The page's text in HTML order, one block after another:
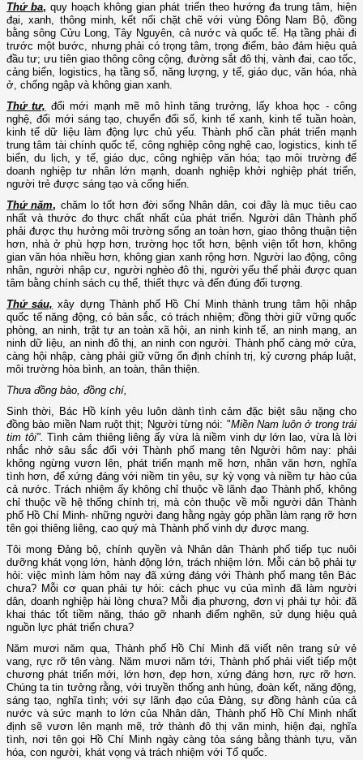
Thứ ba, quy hoạch không gian phát triển theo hướng đa trung tâm, hiện
đại, xanh, thông minh, kết nối chặt chẽ với vùng Đông Nam Bộ, đồng
bằng sông Cửu Long, Tây Nguyên, cả nước và quốc tế. Hạ tầng phải đi
trước một bước, nhưng phải có trọng tâm, trọng điểm, bảo đảm hiệu quả
đầu tư; ưu tiên giao thông công cộng, đường sắt đô thị, vành đai, cao tốc,
cảng biển, logistics, hạ tầng số, năng lượng, y tế, giáo dục, văn hóa, nhà
ở, chống ngập và không gian xanh.
Thứ tư, đổi mới mạnh mẽ mô hình tăng trưởng, lấy khoa học - công
nghệ, đổi mới sáng tạo, chuyển đổi số, kinh tế xanh, kinh tế tuần hoàn,
kinh tế dữ liệu làm động lực chủ yếu. Thành phố cần phát triển mạnh
trung tâm tài chính quốc tế, công nghiệp công nghệ cao, logistics, kinh tế
biển, du lịch, y tế, giáo dục, công nghiệp văn hóa; tạo môi trường để
doanh nghiệp tư nhân lớn mạnh, doanh nghiệp khởi nghiệp phát triển,
người trẻ được sáng tạo và cống hiến.
Thứ năm, chăm lo tốt hơn đời sống Nhân dân, coi đây là mục tiêu cao
nhất và thước đo thực chất nhất của phát triển. Người dân Thành phố
phải được thụ hưởng môi trường sống an toàn hơn, giao thông thuận tiện
hơn, nhà ở phù hợp hơn, trường học tốt hơn, bệnh viện tốt hơn, không
gian văn hóa nhiều hơn, không gian xanh rộng hơn. Người lao động, công
nhân, người nhập cư, người nghèo đô thị, người yếu thế phải được quan
tâm bằng chính sách cụ thể, thiết thực và đến đúng đối tượng.
Thứ sáu, xây dựng Thành phố Hồ Chí Minh thành trung tâm hội nhập
quốc tế năng động, có bản sắc, có trách nhiệm; đồng thời giữ vững quốc
phòng, an ninh, trật tự an toàn xã hội, an ninh kinh tế, an ninh mạng, an
ninh dữ liệu, an ninh đô thị, an ninh con người. Thành phố càng mở cửa,
càng hội nhập, càng phải giữ vững ổn định chính trị, kỷ cương pháp luật,
môi trường hòa bình, an toàn, thân thiện.
Thưa đồng bào, đồng chí,
Sinh thời, Bác Hồ kính yêu luôn dành tình cảm đặc biệt sâu nặng cho
đồng bào miền Nam ruột thịt; Người từng nói: "Miền Nam luôn ở trong trái
tim tôi". Tình cảm thiêng liêng ấy vừa là niềm vinh dự lớn lao, vừa là lời
nhắc nhở sâu sắc đối với Thành phố mang tên Người hôm nay: phải
không ngừng vươn lên, phát triển mạnh mẽ hơn, nhân văn hơn, nghĩa
tình hơn, để xứng đáng với niềm tin yêu, sự kỳ vọng và niềm tự hào của
cả nước. Trách nhiệm ấy không chỉ thuộc về lãnh đạo Thành phố, không
chỉ thuộc về hệ thống chính trị, mà còn thuộc về mỗi người dân Thành
phố Hồ Chí Minh- những người đang hằng ngày góp phần làm rạng rỡ hơn
tên gọi thiêng liêng, cao quý mà Thành phố vinh dự được mang.
Tôi mong Đảng bộ, chính quyền và Nhân dân Thành phố tiếp tục nuôi
dưỡng khát vọng lớn, hành động lớn, trách nhiệm lớn. Mỗi cán bộ phải tự
hỏi: việc mình làm hôm nay đã xứng đáng với Thành phố mang tên Bác
chưa? Mỗi cơ quan phải tự hỏi: cách phục vụ của mình đã làm người
dân, doanh nghiệp hài lòng chưa? Mỗi địa phương, đơn vị phải tự hỏi: đã
khai thác tốt tiềm năng, tháo gỡ nhanh điểm nghẽn, sử dụng hiệu quả
nguồn lực phát triển chưa?
Năm mươi năm qua, Thành phố Hồ Chí Minh đã viết nên trang sử vẻ
vang, rực rỡ tên vàng. Năm mươi năm tới, Thành phố phải viết tiếp một
chương phát triển mới, lớn hơn, đẹp hơn, xứng đáng hơn, rực rỡ hơn.
Chúng ta tin tưởng rằng, với truyền thống anh hùng, đoàn kết, năng động,
sáng tạo, nghĩa tình; với sự lãnh đạo của Đảng, sự đồng hành của cả
nước và sức mạnh to lớn của Nhân dân, Thành phố Hồ Chí Minh nhất
định sẽ vươn lên mạnh mẽ, trở thành đô thị văn minh, hiện đại, nghĩa
tình, nơi tên gọi Hồ Chí Minh ngày càng tỏa sáng bằng thành tựu, văn
hóa, con người, khát vọng và trách nhiệm với Tổ quốc.